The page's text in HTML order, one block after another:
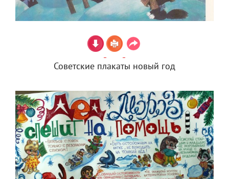
Советские плакаты новый год